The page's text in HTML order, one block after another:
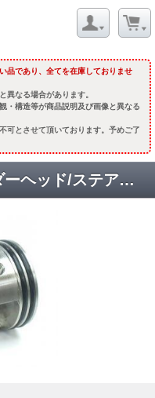
品であり、全てを在庫しておりませ
異なる場合があります。
・構造等が商品説明及び画像と異なる
可とさせて頂いております。予めご了
マルイ 電動ガン用シリンダーヘッド/ステアーAUG対応 [GE-04-12] [取寄]